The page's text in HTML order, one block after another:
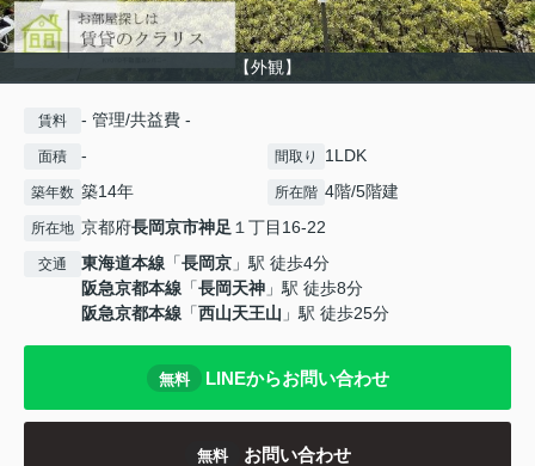
【外観】
賃料 - 管理/共益費 -
面積 - 間取り 1LDK
築年数 築14年 所在階 4階/5階建
所在地 京都府長岡京市神足１丁目16-22
交通 東海道本線 「長岡京 」駅 徒歩4分
阪急京都本線 「長岡天神 」駅 徒歩8分
阪急京都本線 「西山天王山 」駅 徒歩25分
無料 LINEからお問い合わせ
無料 お問い合わせ